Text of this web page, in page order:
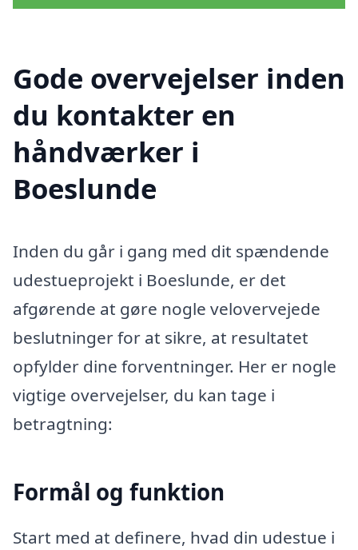
Gode overvejelser inden
du kontakter en
håndværker i
Boeslunde
Inden du går i gang med dit spændende
udestueprojekt i Boeslunde, er det
afgørende at gøre nogle velovervejede
beslutninger for at sikre, at resultatet
opfylder dine forventninger. Her er nogle
vigtige overvejelser, du kan tage i
betragtning:
Formål og funktion
Start med at definere, hvad din udestue i